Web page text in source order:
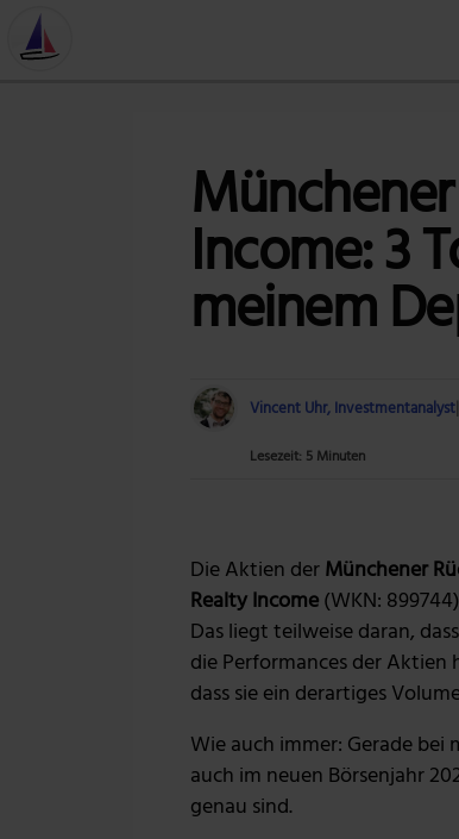
Income: 3
meinem
Vincent Uhr, Investmentanalyst
Lesezeit: 5 Minuten
Die Aktien derMünchener
Realty Income(WKN:
Das liegt teilweise daran,
die Performances der
dass sie ein derartiges
Wie auch immer: Gerade
auch im neuen Börsenjahr
genau sind.